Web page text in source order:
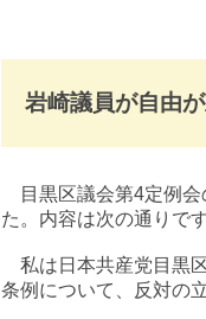
岩崎議員が自由
目黒区議会第4定例会
た。内容は次の通りです
私は日本共産党目黒
条例について、反対の